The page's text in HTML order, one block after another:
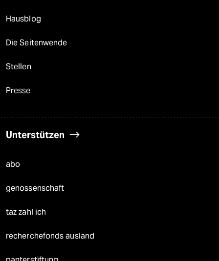
Hausblog
Die Seitenwende
Stellen
Presse
Unterstützen
abo
genossenschaft
taz zahl ich
recherchefonds ausland